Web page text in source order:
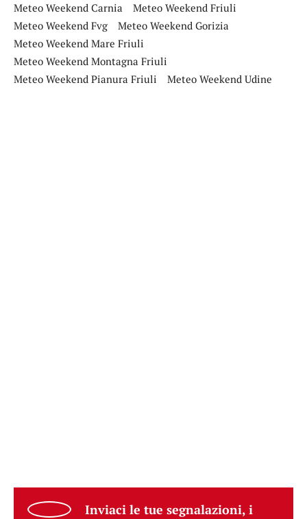
Meteo Weekend Carnia
Meteo Weekend Friuli
Meteo Weekend Fvg
Meteo Weekend Gorizia
Meteo Weekend Mare Friuli
Meteo Weekend Montagna Friuli
Meteo Weekend Pianura Friuli
Meteo Weekend Udine
Inviaci le tue segnalazioni, i